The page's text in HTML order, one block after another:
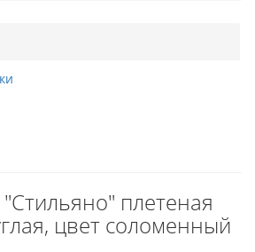
плетеная
цвет соломенный